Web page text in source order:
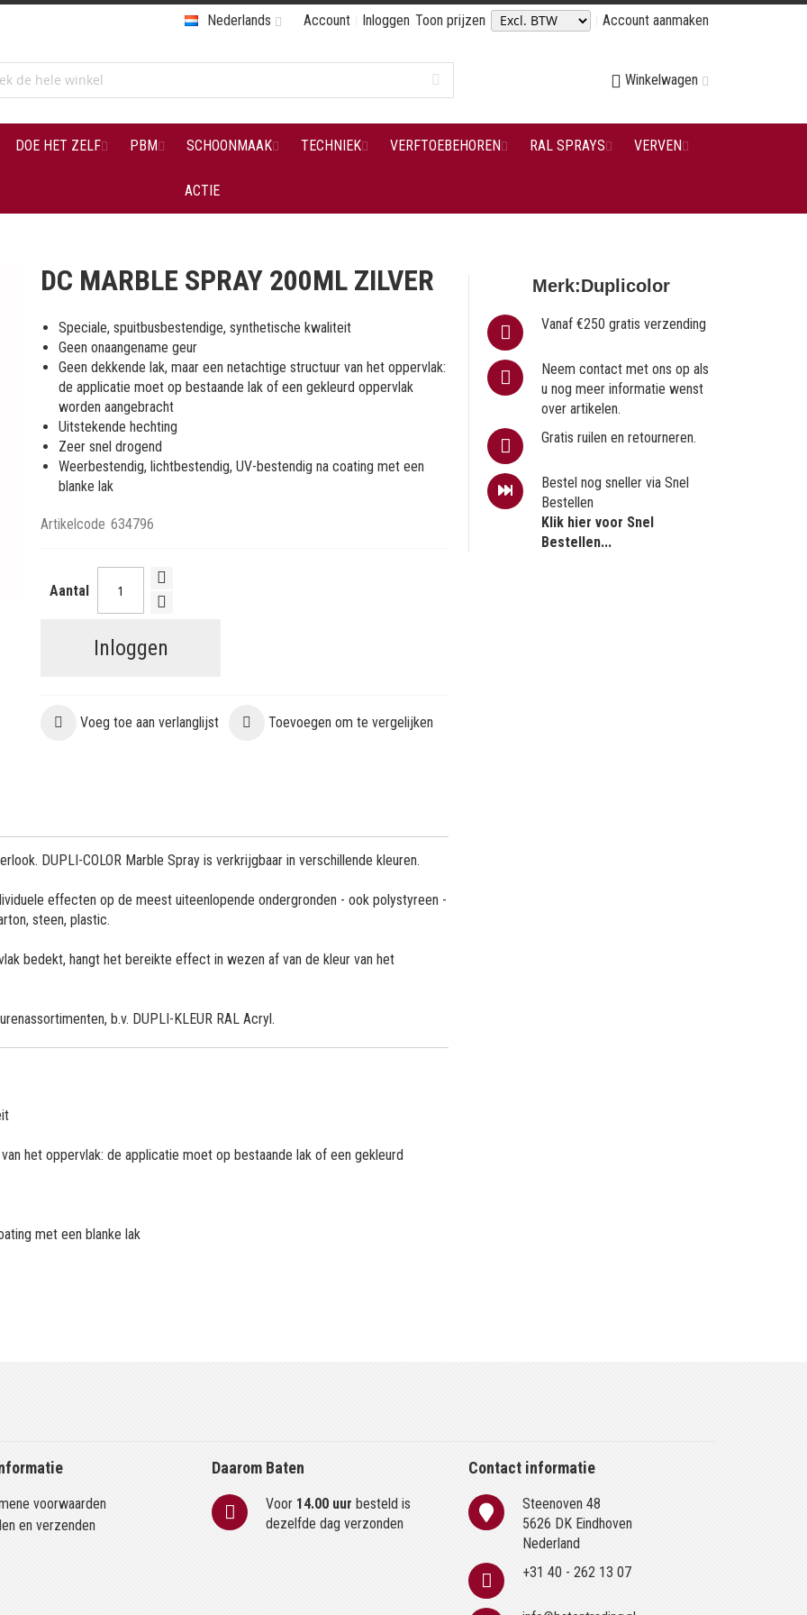
Account Inloggen Toon prijzen Account aanmaken
Nederlands
Winkelwagen
DOE HET ZELF PBM SCHOONMAAK TECHNIEK VERFTOEBEHOREN RAL SPRAYS VERVEN
ACTIE
DC MARBLE SPRAY 200ML ZILVER
Speciale, spuitbusbestendige, synthetische kwaliteit
Geen onaangename geur
Geen dekkende lak, maar een netachtige structuur van het oppervlak:
de applicatie moet op bestaande lak of een gekleurd oppervlak
worden aangebracht
Uitstekende hechting
Zeer snel drogend
Weerbestendig, lichtbestendig, UV-bestendig na coating met een
blanke lak
Artikelcode 634796
Aantal
Inloggen
Voeg toe aan verlanglijst Toevoegen om te vergelijken
Merk:Duplicolor
Vanaf €250 gratis verzending
Neem contact met ons op als
u nog meer informatie wenst
over artikelen.
Gratis ruilen en retourneren.
Bestel nog sneller via Snel
Bestellen
Klik hier voor Snel
Bestellen...
DUPLI-COLOR Marble Spray is verkrijgbaar in verschillende kleuren.
effecten op de meest uiteenlopende ondergronden - ook polystyreen -
steen, plastic.
bedekt, hangt het bereikte effect in wezen af van de kleur van het
b.v. DUPLI-KLEUR RAL Acryl.
het oppervlak: de applicatie moet op bestaande lak of een gekleurd
met een blanke lak
voorwaarden
en verzenden
Daarom Baten
Voor 14.00 uur besteld is
dezelfde dag verzonden
Contact informatie
Steenoven 48
5626 DK Eindhoven
Nederland
+31 40 - 262 13 07